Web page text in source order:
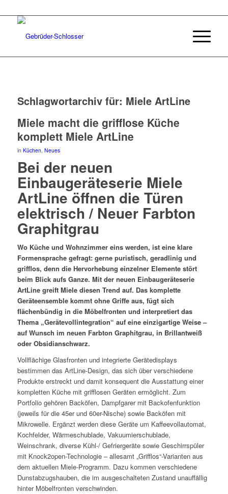
Schlagwortarchiv für: Miele ArtLine
Miele macht die grifflose Küche
komplett Miele ArtLine
in Küchen, Neues
Bei der neuen
Einbaugeräteserie Miele
ArtLine öffnen die Türen
elektrisch / Neuer Farbton
Graphitgrau
Wo Küche und Wohnzimmer eins werden, ist eine klare
Formensprache gefragt: gerne puristisch, geradlinig und
grifflos, denn die Hervorhebung einzelner Elemente stört
beim Blick aufs Ganze. Mit der neuen Einbaugeräteserie
ArtLine greift Miele diesen Trend auf. Das komplette
Geräteensemble kommt ohne Griffe aus, fügt sich
flächenbündig in die Möbelfronten und interpretiert das
Thema „Gerätevollintegration“ auf eine einzigartige Weise –
auf Wunsch im neuen Farbton Graphitgrau, in Brillantweiß
oder Obsidianschwarz.
Vollflächige Glasfronten und integrierte Gerätedisplays
bestimmen das ArtLine-Design, das sich über verschiedene
Produkte erstreckt und damit konsequent die Ausstattung einer
kompletten Küche mit grifflosen Geräten ermöglicht. Zum
Portfolio gehören Backöfen, Dampfgarer mit Backofenfunktion
(jeweils für die 45er und 60er-Nische) sowie Backöfen mit
Mikrowelle. Ergänzt werden diese Geräte um Kaffeevollautomat,
Kochfelder, Wärmeschublade, Vakuumierschublade,
Weinschrank, diverse Kühl-/ Gefriergeräte sowie Geschirrspüler
mit Knock2open-Technologie – allesamt „Grifflos“-Varianten aus
dem aktuellen Miele-Programm. Dazu kommen verschiedene
Dunstabzugshauben, die im ausgeschalteten Zustand unauffällig
hinter Möbelfronten verschwinden.